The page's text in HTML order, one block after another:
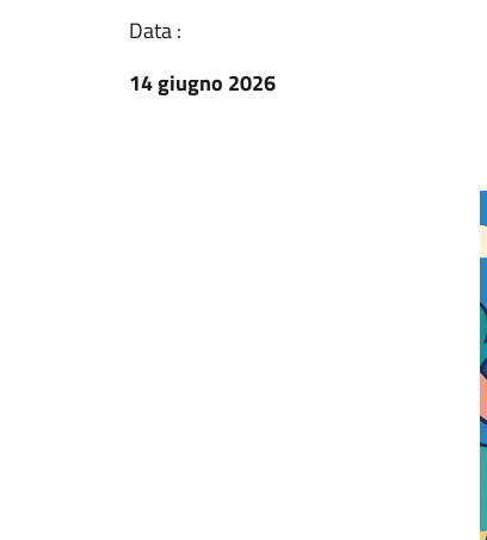
Data :
14 giugno 2026